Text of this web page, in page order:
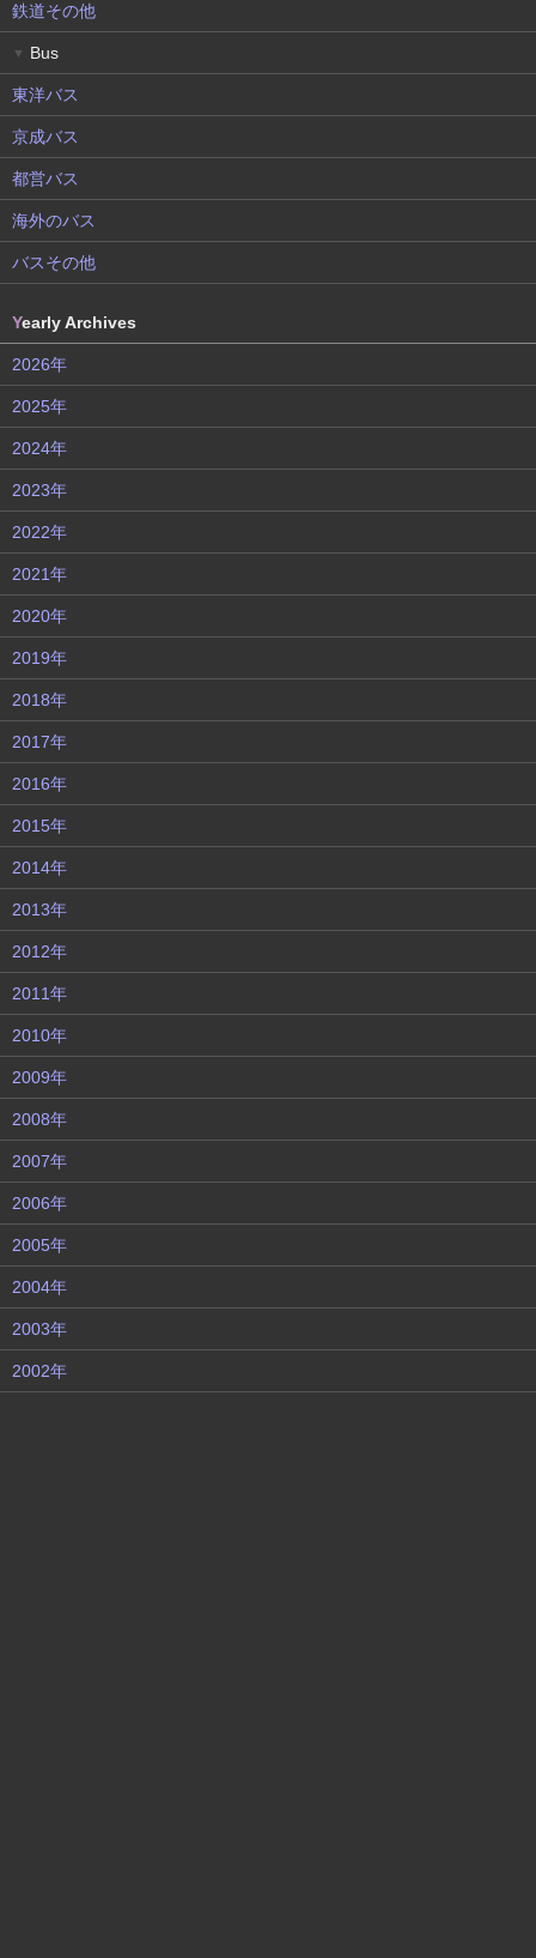
鉄道その他
▼ Bus
東洋バス
京成バス
都営バス
海外のバス
バスその他
Yearly Archives
2026年
2025年
2024年
2023年
2022年
2021年
2020年
2019年
2018年
2017年
2016年
2015年
2014年
2013年
2012年
2011年
2010年
2009年
2008年
2007年
2006年
2005年
2004年
2003年
2002年